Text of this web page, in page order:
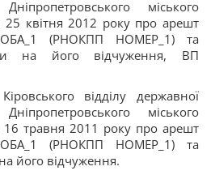
міського
25 квітня 2012 року про арешт
(РНОКПП НОМЕР_1) та
на його відчуження, ВП
відділу державної
міського
16 травня 2011 року про арешт
(РНОКПП НОМЕР_1) та
його відчуження.